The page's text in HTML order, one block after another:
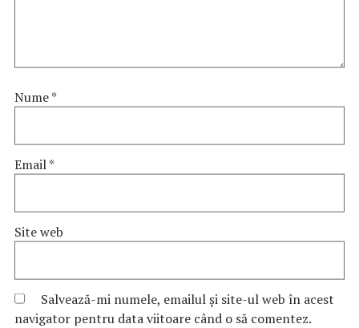
Nume*
Email*
Site web
Salvează-mi numele, emailul și site-ul web în acest
navigator pentru data viitoare când o să comentez.